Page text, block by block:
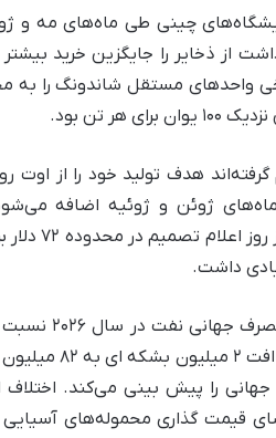
چینی طی ماه‌های مه و
از ذخایر را جایگزین خرید بیشتر
ژوئن و ژوئیه اضافه
محموله‌های بیشتری را وارد
آژانس بین المللی انرژی در
روزانه ۱٫۱ میلیون بشکه کاهش یابد و
را پیش بینی می‌کند. اختلاف
قیمت گذاری محموله‌های آسیایی